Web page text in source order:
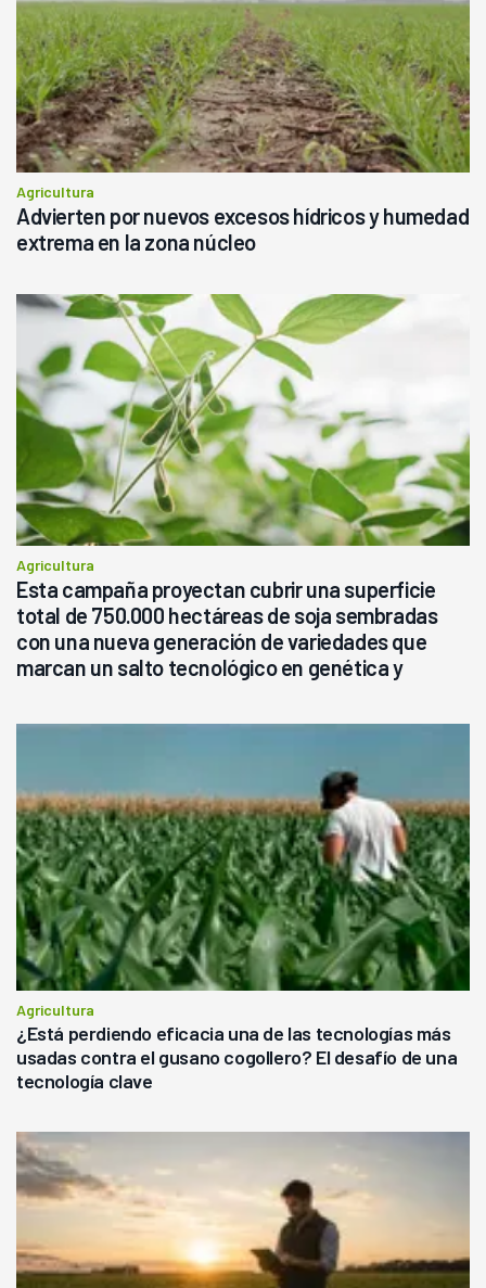
Agricultura
Advierten por nuevos excesos hídricos y humedad
extrema en la zona núcleo
Agricultura
Esta campaña proyectan cubrir una superficie
total de 750.000 hectáreas de soja sembradas
con una nueva generación de variedades que
marcan un salto tecnológico en genética y
Agricultura
¿Está perdiendo eficacia una de las tecnologías más
usadas contra el gusano cogollero? El desafío de una
tecnología clave